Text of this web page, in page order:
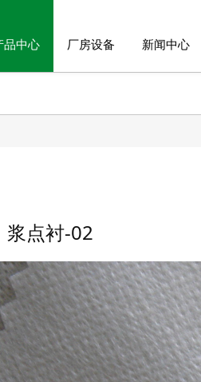
品中心 厂房设备 新闻中心
浆点衬-02